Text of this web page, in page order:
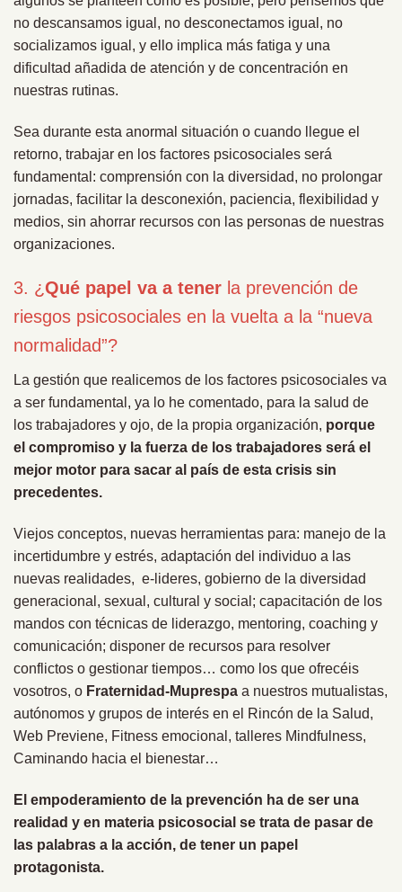
no descansamos igual, no desconectamos igual, no
socializamos igual, y ello implica más fatiga y una
dificultad añadida de atención y de concentración en
nuestras rutinas.
Sea durante esta anormal situación o cuando llegue el
retorno, trabajar en los factores psicosociales será
fundamental: comprensión con la diversidad, no prolongar
jornadas, facilitar la desconexión, paciencia, flexibilidad y
medios, sin ahorrar recursos con las personas de nuestras
organizaciones.
3. ¿Qué papel va a tener la prevención de
riesgos psicosociales en la vuelta a la “nueva
normalidad”?
La gestión que realicemos de los factores psicosociales va
a ser fundamental, ya lo he comentado, para la salud de
los trabajadores y ojo, de la propia organización, porque
el compromiso y la fuerza de los trabajadores será el
mejor motor para sacar al país de esta crisis sin
precedentes.
Viejos conceptos, nuevas herramientas para: manejo de la
incertidumbre y estrés, adaptación del individuo a las
nuevas realidades, e-lideres, gobierno de la diversidad
generacional, sexual, cultural y social; capacitación de los
mandos con técnicas de liderazgo, mentoring, coaching y
comunicación; disponer de recursos para resolver
conflictos o gestionar tiempos… como los que ofrecéis
vosotros, o Fraternidad-Muprespa a nuestros mutualistas,
autónomos y grupos de interés en el Rincón de la Salud,
Web Previene, Fitness emocional, talleres Mindfulness,
Caminando hacia el bienestar…
El empoderamiento de la prevención ha de ser una
realidad y en materia psicosocial se trata de pasar de
las palabras a la acción, de tener un papel
protagonista.